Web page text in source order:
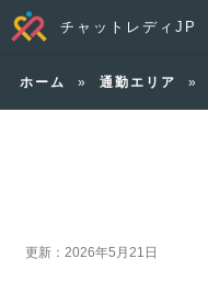
チャットレディJP
ホーム » 通勤エリア »
更新：2026年5月21日